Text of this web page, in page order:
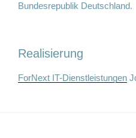
Bundesrepublik Deutschland.
Realisierung
ForNext IT-Dienstleistungen